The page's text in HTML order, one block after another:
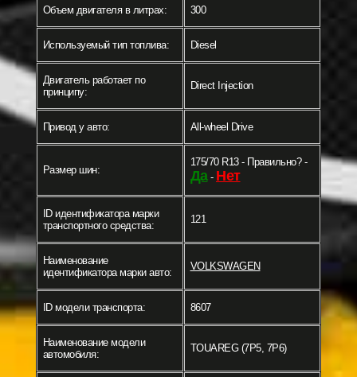
Объем двигателя в литрах: 300
Используемый тип топлива: Diesel
Двигатель работает по
принципу:
Direct Injection
Привод у авто: All-wheel Drive
Размер шин:
175/70 R13 - Правильно? -
Да- Нет
ID идентификатора марки
транспортного средства:
121
Наименование
идентификатора марки авто:
VOLKSWAGEN
ID модели транспорта: 8607
Наименование модели
автомобиля:
TOUAREG (7P5, 7P6)